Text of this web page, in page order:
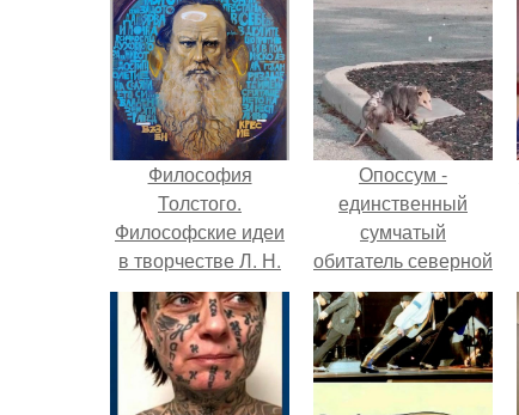
Философия
Толстого.
Философские идеи
в творчестве Л. Н.
Толстого.
Опоссум -
единственный
сумчатый
обитатель северной
америки.